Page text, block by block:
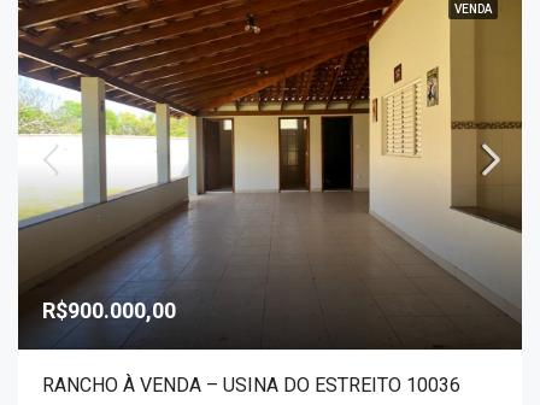
VENDA
R$900.000,00
RANCHO À VENDA – USINA DO ESTREITO 10036